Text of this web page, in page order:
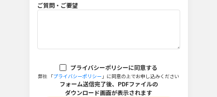
ご質問・ご要望
プライバシーポリシーに同意する
弊社 「プライバシーポリシー 」に同意の上でお申し込みください
フォーム送信完了後、PDFファイルの
ダウンロード画面が表示されます